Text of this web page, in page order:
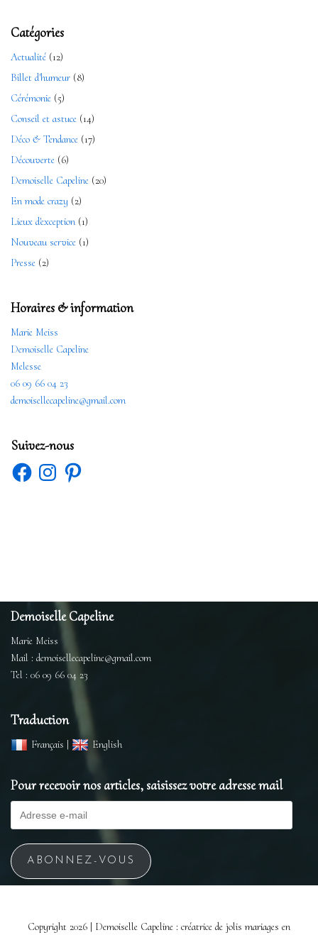
Catégories
Actualité (12)
Billet d'humeur (8)
Cérémonie (5)
Conseil et astuce (14)
Déco & Tendance (17)
Découverte (6)
Demoiselle Capeline (20)
En mode crazy (2)
Lieux d'exception (1)
Nouveau service (1)
Presse (2)
Horaires & information
Marie Meiss
Demoiselle Capeline
Melesse
06 09 66 04 23
demoisellecapeline@gmail.com
Suivez-nous
Demoiselle Capeline
Marie Meiss
Mail : demoisellecapeline@gmail.com
Tel : 06 09 66 04 23
Traduction
Français | English
Pour recevoir nos articles, saisissez votre adresse mail
ABONNEZ-VOUS
Copyright 2026 | Demoiselle Capeline : créatrice de jolis mariages en